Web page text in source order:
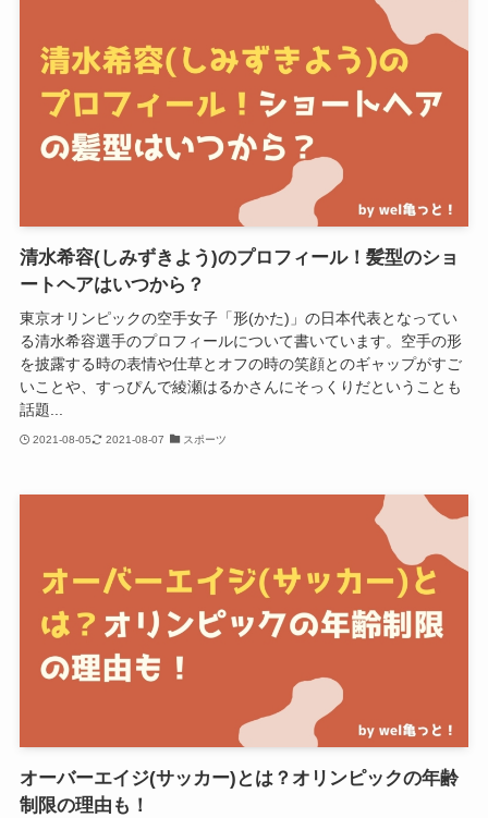
清水希容(しみずきよう)のプロフィール！髪型のショ
ートヘアはいつから？
東京オリンピックの空手女子「形(かた)」の日本代表となってい
る清水希容選手のプロフィールについて書いています。空手の形
を披露する時の表情や仕草とオフの時の笑顔とのギャップがすご
いことや、すっぴんで綾瀬はるかさんにそっくりだということも
話題...
2021-08-05 2021-08-07 スポーツ
オーバーエイジ(サッカー)とは？オリンピックの年齢
制限の理由も！